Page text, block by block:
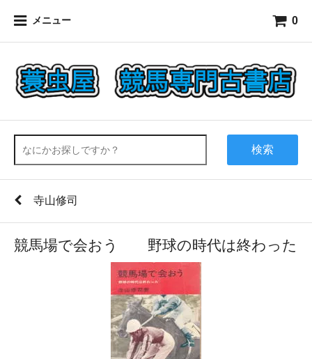
メニュー 0
検索
寺山修司
競馬場で会おう 野球の時代は終わった